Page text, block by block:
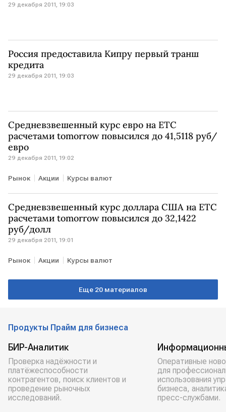
29 декабря 2011, 19:03
Россия предоставила Кипру первый транш
кредита
29 декабря 2011, 19:03
Средневзвешенный курс евро на ЕТС
расчетами tomorrow повысился до 41,5118 руб/
евро
29 декабря 2011, 19:02
Рынок Акции Курсы валют
Средневзвешенный курс доллара США на ЕТС
расчетами tomorrow повысился до 32,1422
руб/долл
29 декабря 2011, 19:01
Рынок Акции Курсы валют
Еще 20 материалов
Продукты Прайм для бизнеса
БИР-Аналитик
Проверка надёжности и
платёжеспособности
контрагентов, поиск клиентов и
проведение рыночных
исследований.
Оперативные
для
использования
бизнеса,
пресс-службами.